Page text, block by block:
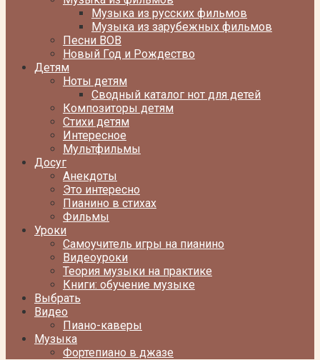
Музыка из русских фильмов
Музыка из зарубежных фильмов
Песни ВОВ
Новый Год и Рождество
Детям
Ноты детям
Сводный каталог нот для детей
Композиторы детям
Стихи детям
Интересное
Мультфильмы
Досуг
Анекдоты
Это интересно
Пианино в стихах
Фильмы
Уроки
Самоучитель игры на пианино
Видеоуроки
Теория музыки на практике
Книги: обучение музыке
Выбрать
Видео
Пиано-каверы
Музыка
Фортепиано в джазе